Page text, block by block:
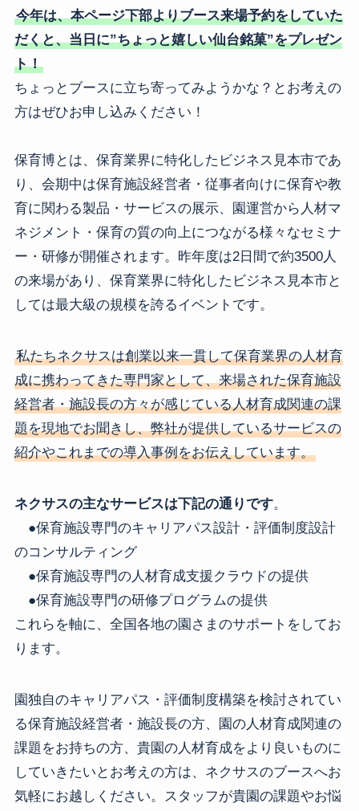
今年は、本ページ下部よりブース来場予約をしていた
だくと、当日に”ちょっと嬉しい仙台銘菓”をプレゼン
ト！
ちょっとブースに立ち寄ってみようかな？とお考えの
方はぜひお申し込みください！
保育博とは、保育業界に特化したビジネス見本市であ
り、会期中は保育施設経営者・従事者向けに保育や教
育に関わる製品・サービスの展示、園運営から人材マ
ネジメント・保育の質の向上につながる様々なセミナ
ー・研修が開催されます。昨年度は2日間で約3500人
の来場があり、保育業界に特化したビジネス見本市と
しては最大級の規模を誇るイベントです。
私たちネクサスは創業以来一貫して保育業界の人材育
成に携わってきた専門家として、来場された保育施設
経営者・施設長の方々が感じている人材育成関連の課
題を現地でお聞きし、弊社が提供しているサービスの
紹介やこれまでの導入事例をお伝えしています。
ネクサスの主なサービスは下記の通りです。
●保育施設専門のキャリアパス設計・評価制度設計
のコンサルティング
●保育施設専門の人材育成支援クラウドの提供
●保育施設専門の研修プログラムの提供
これらを軸に、全国各地の園さまのサポートをしてお
ります。
園独自のキャリアパス・評価制度構築を検討されてい
る保育施設経営者・施設長の方、園の人材育成関連の
課題をお持ちの方、貴園の人材育成をより良いものに
していきたいとお考えの方は、ネクサスのブースへお
気軽にお越しください。スタッフが貴園の課題やお悩